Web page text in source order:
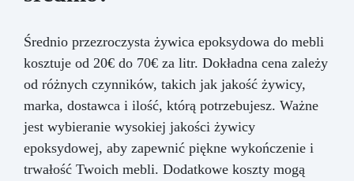
Średnio przezroczysta żywica epoksydowa do mebli
kosztuje od 20€ do 70€ za litr. Dokładna cena zależy
od różnych czynników, takich jak jakość żywicy,
marka, dostawca i ilość, którą potrzebujesz. Ważne
jest wybieranie wysokiej jakości żywicy
epoksydowej, aby zapewnić piękne wykończenie i
trwałość Twoich mebli. Dodatkowe koszty mogą